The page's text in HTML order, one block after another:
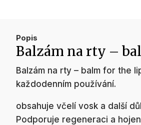
Popis
Balzám na rty –
Balzám na rty – balm for the
každodenním používání.
obsahuje včelí vosk a další
Podporuje regeneraci a